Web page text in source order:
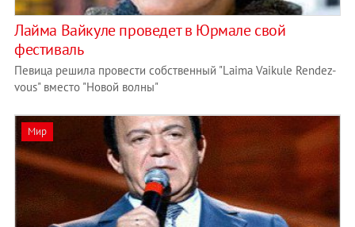
Лайма Вайкуле проведет в Юрмале свой
фестиваль
Певица решила провести собственный "Laima Vaikule Rendez-
vous" вместо "Новой волны"
Мир